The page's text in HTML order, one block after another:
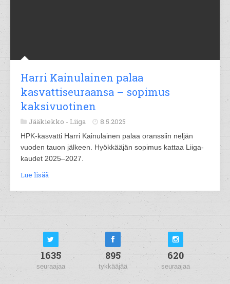
Harri Kainulainen palaa
kasvattiseuraansa – sopimus
kaksivuotinen
Jääkiekko - Liiga 8.5.2025
HPK-kasvatti Harri Kainulainen palaa oranssiin neljän
vuoden tauon jälkeen. Hyökkääjän sopimus kattaa Liiga-
kaudet 2025–2027.
Lue lisää
1635
seuraajaa
895
tykkääjää
620
seuraajaa